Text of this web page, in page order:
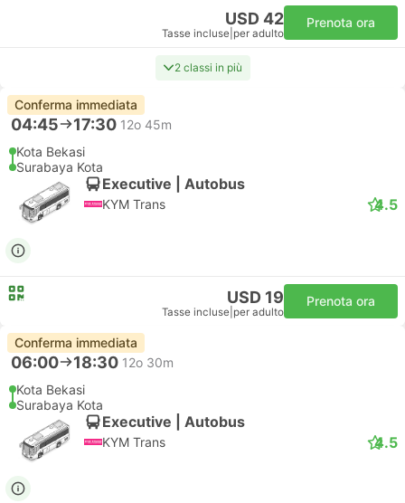
USD 42
Tasse incluse per adulto
Prenota ora
2 classi in più
Conferma immediata
04:45 17:30 12o 45m
Kota Bekasi
Surabaya Kota
Executive | Autobus
KYM Trans 4.5
USD 19
Tasse incluse per adulto
Prenota ora
Conferma immediata
06:00 18:30 12o 30m
Kota Bekasi
Surabaya Kota
Executive | Autobus
KYM Trans 4.5